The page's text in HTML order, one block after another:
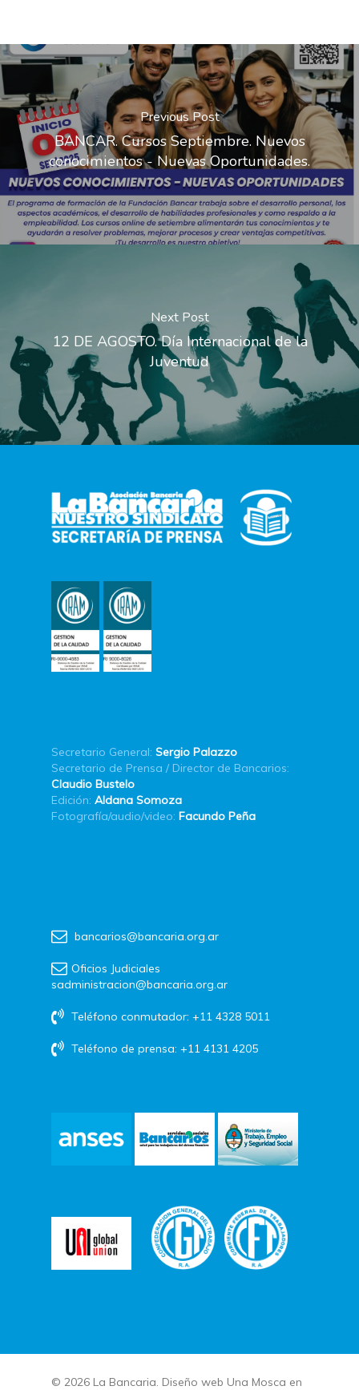
Previous Post
BANCAR. Cursos Septiembre. Nuevos
conocimientos - Nuevas Oportunidades.
Next Post
12 DE AGOSTO. Día Internacional de la
Juventud
Secretario General: Sergio Palazzo
Secretario de Prensa / Director de Bancarios:
Claudio Bustelo
Edición: Aldana Somoza
Fotografía/audio/video: Facundo Peña
bancarios@bancaria.org.ar
Oficios Judiciales
sadministracion@bancaria.org.ar
Teléfono conmutador: +11 4328 5011
Teléfono de prensa: +11 4131 4205
© 2026 La Bancaria. Diseño web Una Mosca en